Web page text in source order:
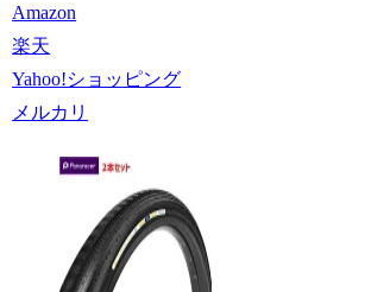
Amazon
楽天
Yahoo!ショッピング
メルカリ